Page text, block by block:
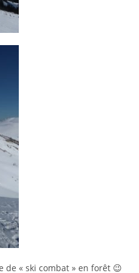
« ski combat » en forêt 😉